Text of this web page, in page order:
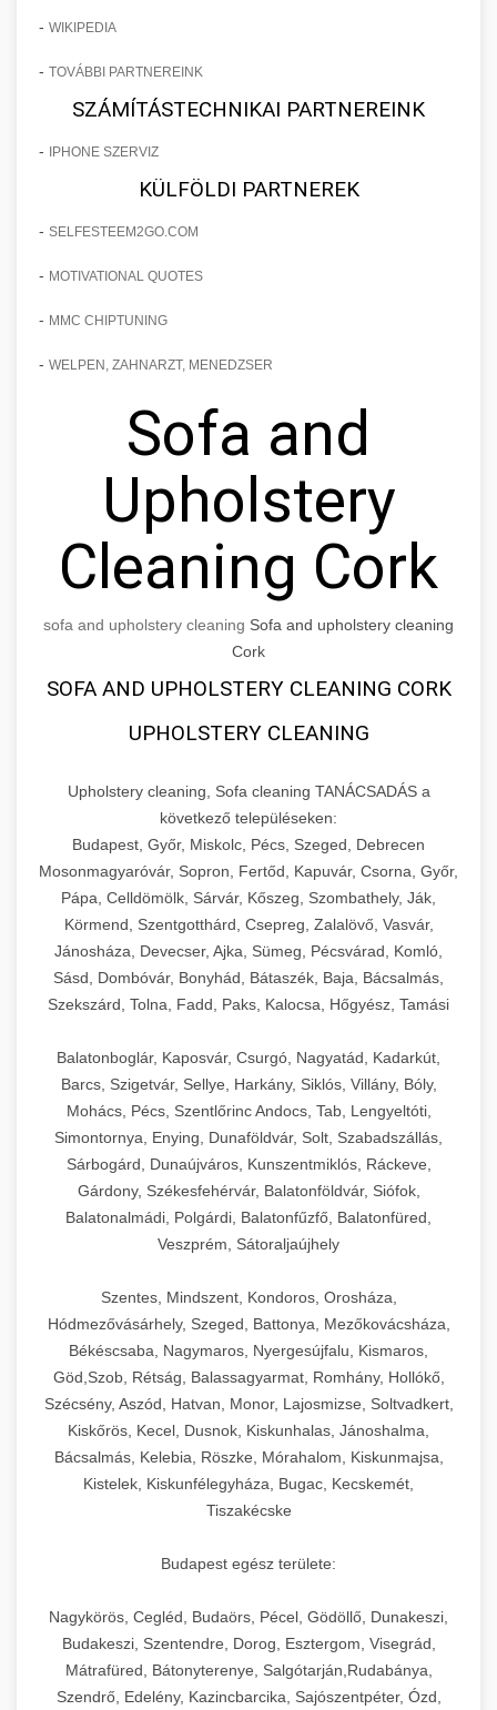
- WIKIPEDIA
- TOVÁBBI PARTNEREINK
SZÁMÍTÁSTECHNIKAI PARTNEREINK
- IPHONE SZERVIZ
KÜLFÖLDI PARTNEREK
- SELFESTEEM2GO.COM
- MOTIVATIONAL QUOTES
- MMC CHIPTUNING
- WELPEN, ZAHNARZT, MENEDZSER
Sofa and
Upholstery
Cleaning Cork
sofa and upholstery cleaning Sofa and upholstery cleaning
Cork
SOFA AND UPHOLSTERY CLEANING CORK
UPHOLSTERY CLEANING
Upholstery cleaning, Sofa cleaning TANÁCSADÁS a
következő településeken:
Budapest, Győr, Miskolc, Pécs, Szeged, Debrecen
Mosonmagyaróvár, Sopron, Fertőd, Kapuvár, Csorna, Győr,
Pápa, Celldömölk, Sárvár, Kőszeg, Szombathely, Ják,
Körmend, Szentgotthárd, Csepreg, Zalalövő, Vasvár,
Jánosháza, Devecser, Ajka, Sümeg, Pécsvárad, Komló,
Sásd, Dombóvár, Bonyhád, Bátaszék, Baja, Bácsalmás,
Szekszárd, Tolna, Fadd, Paks, Kalocsa, Hőgyész, Tamási
Balatonboglár, Kaposvár, Csurgó, Nagyatád, Kadarkút,
Barcs, Szigetvár, Sellye, Harkány, Siklós, Villány, Bóly,
Mohács, Pécs, Szentlőrinc Andocs, Tab, Lengyeltóti,
Simontornya, Enying, Dunaföldvár, Solt, Szabadszállás,
Sárbogárd, Dunaújváros, Kunszentmiklós, Ráckeve,
Gárdony, Székesfehérvár, Balatonföldvár, Siófok,
Balatonalmádi, Polgárdi, Balatonfűzfő, Balatonfüred,
Veszprém, Sátoraljaújhely
Szentes, Mindszent, Kondoros, Orosháza,
Hódmezővásárhely, Szeged, Battonya, Mezőkovácsháza,
Békéscsaba, Nagymaros, Nyergesújfalu, Kismaros,
Göd,Szob, Rétság, Balassagyarmat, Romhány, Hollókő,
Szécsény, Aszód, Hatvan, Monor, Lajosmizse, Soltvadkert,
Kiskőrös, Kecel, Dusnok, Kiskunhalas, Jánoshalma,
Bácsalmás, Kelebia, Röszke, Mórahalom, Kiskunmajsa,
Kistelek, Kiskunfélegyháza, Bugac, Kecskemét,
Tiszakécske
Budapest egész területe:
Nagykörös, Cegléd, Budaörs, Pécel, Gödöllő, Dunakeszi,
Budakeszi, Szentendre, Dorog, Esztergom, Visegrád,
Mátrafüred, Bátonyterenye, Salgótarján,Rudabánya,
Szendrő, Edelény, Kazincbarcika, Sajószentpéter, Ózd,